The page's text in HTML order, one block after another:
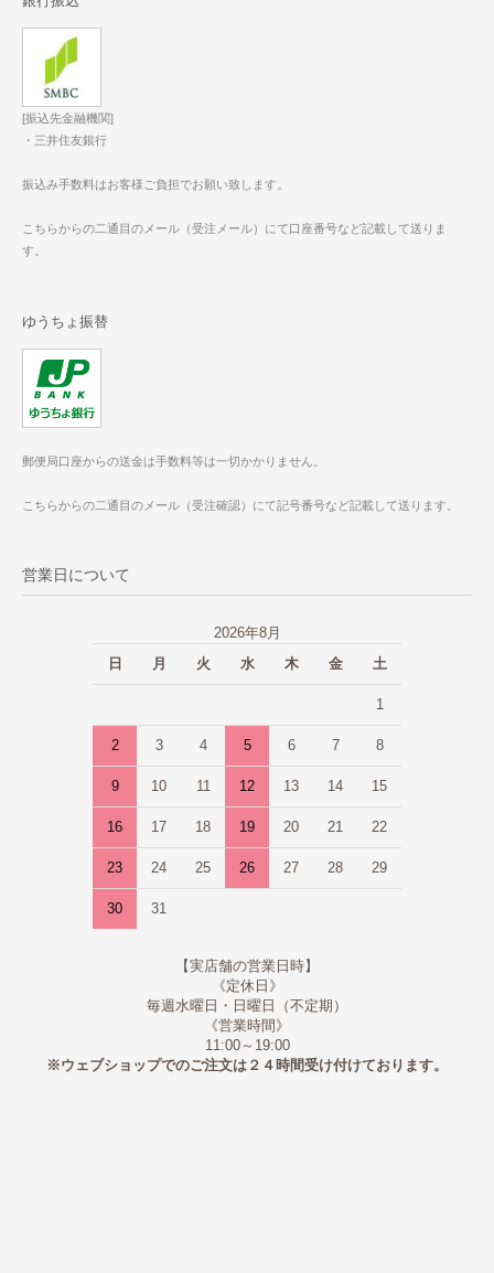
[振込先金融機関]
・三井住友銀行
振込み手数料はお客様ご負担でお願い致します。
こちらからの二通目のメール（受注メール）にて口座番号など記載して送りま
す。
ゆうちょ振替
郵便局口座からの送金は手数料等は一切かかりません。
こちらからの二通目のメール（受注確認）にて記号番号など記載して送ります。
営業日について
2026年8月
日
月 火 水 木 金 土
1
2 3 4 5 6 7 8
9 10 11 12 13 14 15
16 17 18 19 20 21 22
23 24 25 26 27 28 29
30 31
【実店舗の営業日時】
《定休日》
毎週水曜日・日曜日（不定期）
《営業時間》
11:00～19:00
※ウェブショップでのご注文は２４時間受け付けております。